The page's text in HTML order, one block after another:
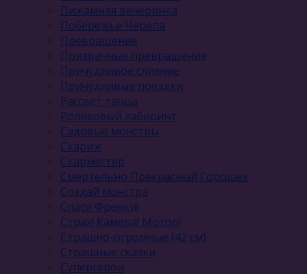
Пижамная вечеринка
Побережье Черепа
Превращения
Призрачные превращения
Причудливое слияние
Причудливые поездки
Рассвет танца
Роликовый лабиринт
Садовые монстры
Скариж
Скарместер
Смертельно Прекрасный Горошек
Создай монстра
Спаси Френки!
Страх! Камера! Мотор!
Страшно-огромные (42 см)
Страшные сказки
Супергерои